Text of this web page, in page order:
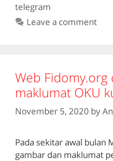
telegram
Leave a comment
Web Fidomy.org
maklumat OKU
November 5, 2020 by
Pada sekitar awal bulan
gambar dan maklumat